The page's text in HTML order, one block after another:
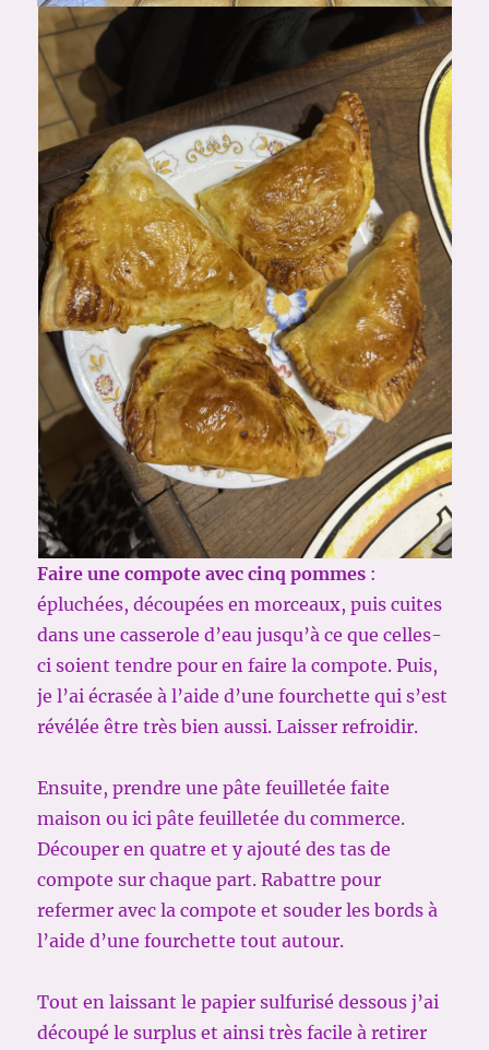
Faire une compote avec cinq pommes :
épluchées, découpées en morceaux, puis cuites
dans une casserole d’eau jusqu’à ce que celles-
ci soient tendre pour en faire la compote. Puis,
je l’ai écrasée à l’aide d’une fourchette qui s’est
révélée être très bien aussi. Laisser refroidir.
Ensuite, prendre une pâte feuilletée faite
maison ou ici pâte feuilletée du commerce.
Découper en quatre et y ajouté des tas de
compote sur chaque part. Rabattre pour
refermer avec la compote et souder les bords à
l’aide d’une fourchette tout autour.
Tout en laissant le papier sulfurisé dessous j’ai
découpé le surplus et ainsi très facile à retirer